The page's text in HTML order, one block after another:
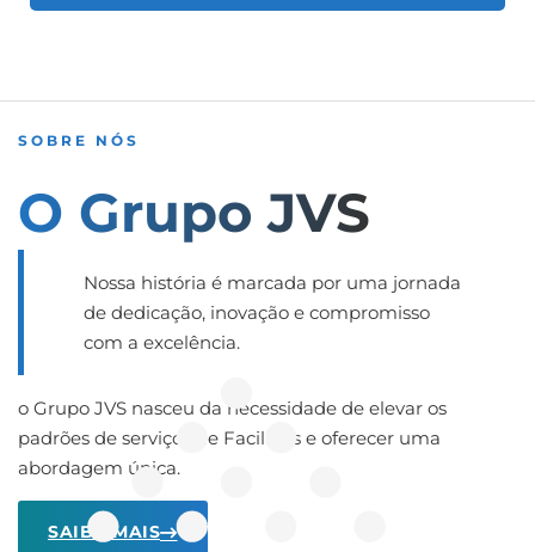
SOBRE NÓS
O Grupo JVS
Nossa história é marcada por uma jornada
de dedicação, inovação e compromisso
com a excelência.
o Grupo JVS nasceu da necessidade de elevar os
padrões de serviços de Facilities e oferecer uma
abordagem única.
SAIBA MAIS